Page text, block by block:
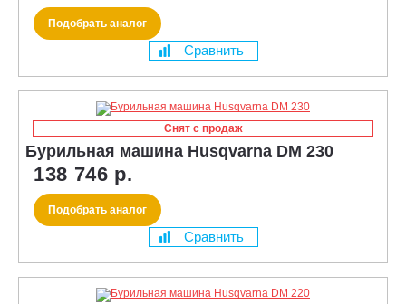
Подобрать аналог
Сравнить
Снят с продаж
Бурильная машина Husqvarna DM 230
138 746 р.
Подобрать аналог
Сравнить